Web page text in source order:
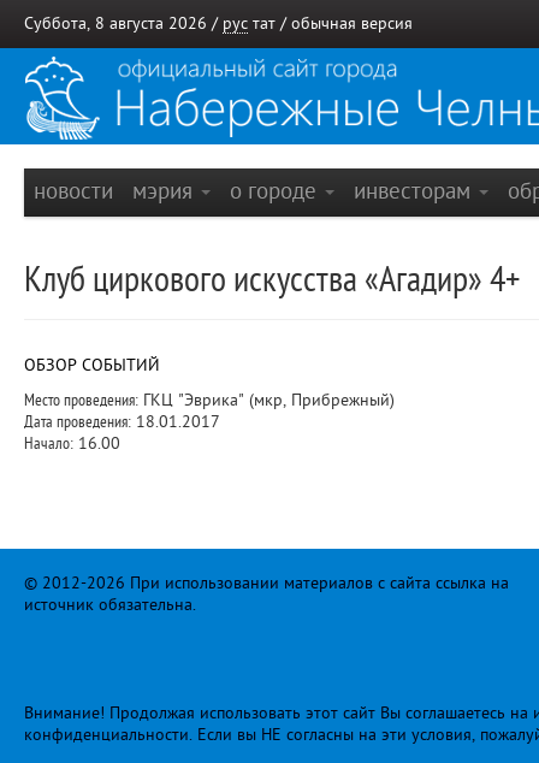
Суббота, 8 августа 2026 / рус тат / обычная версия
новости мэрия о городе инвесторам
Клуб циркового искусства «Агадир» 4+
ОБЗОР СОБЫТИЙ
Место проведения: ГКЦ "Эврика" (мкр, Прибрежный)
Дата проведения: 18.01.2017
Начало: 16.00
© 2012-2026 При использовании материалов с сайта ссылка на
источник обязательна.
Внимание! Продолжая использовать этот сайт Вы соглашаетесь
конфиденциальности. Если вы НЕ согласны на эти условия,